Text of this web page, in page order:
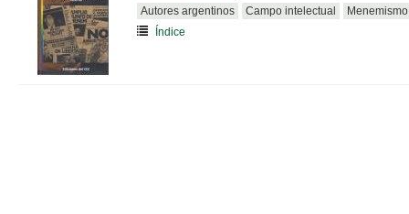
Autores argentinos Campo intelectual
Menemismo
Índice